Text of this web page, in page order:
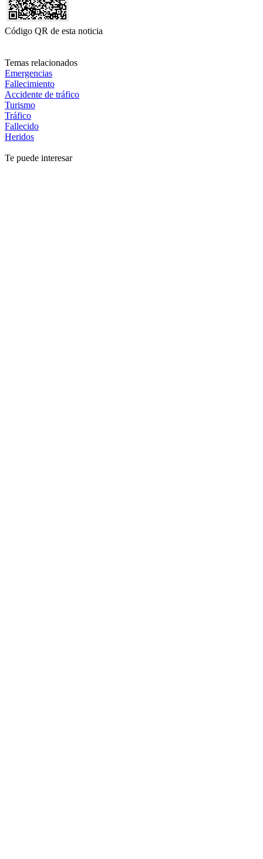
Código QR de esta noticia
Temas relacionados
Emergencias
Fallecimiento
Accidente de tráfico
Turismo
Tráfico
Fallecido
Heridos
Te puede interesar